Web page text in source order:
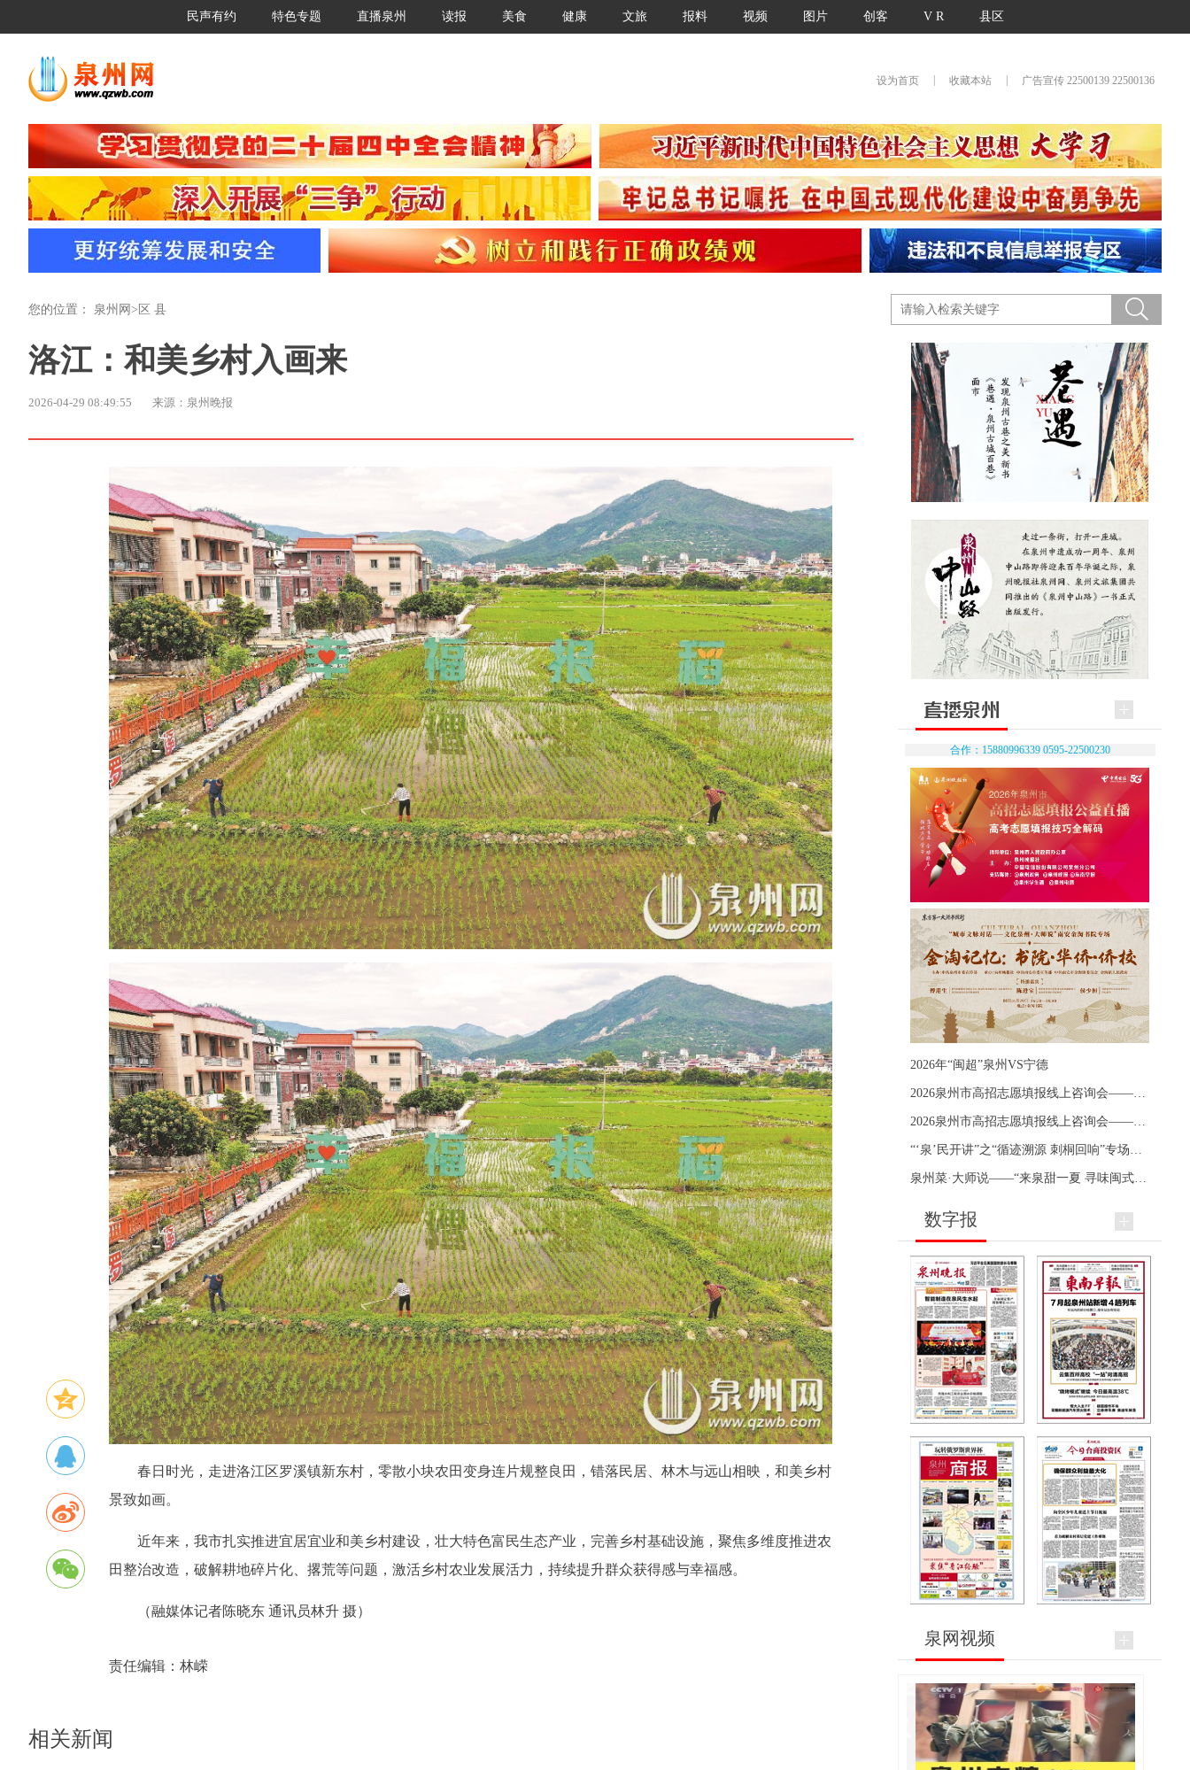
民声有约 特色专题 直播泉州 读报 美食 健康 文旅 报料 视频 图片 创客 V R 县区
设为首页 收藏本站 广告宣传 22500139 22500136
您的位置： 泉州网 > 区 县
洛江：和美乡村入画来
2026-04-29 08:49:55 来源：泉州晚报
春日时光，走进洛江区罗溪镇新东村，零散小块农田变身连片规整良田，错落民居、林木与远山相映，和美乡村
景致如画。
近年来，我市扎实推进宜居宜业和美乡村建设，壮大特色富民生态产业，完善乡村基础设施，聚焦多维度推进农
田整治改造，破解耕地碎片化、撂荒等问题，激活乡村农业发展活力，持续提升群众获得感与幸福感。
（融媒体记者陈晓东 通讯员林升 摄）
责任编辑： 林嵘
相关新闻
合作：15880996339 0595-22500230
2026年“闽超”泉州VS宁德
数字报
泉网视频